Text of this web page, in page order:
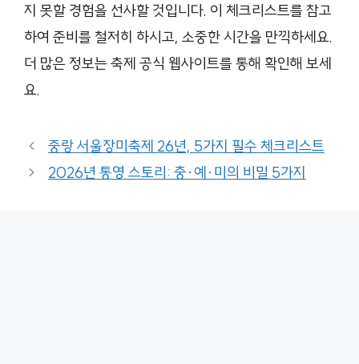
지 못할 경험을 선사할 것입니다. 이 체크리스트를 참고
하여 준비를 철저히 하시고, 소중한 시간을 만끽하세요.
더 많은 정보는 축제 공식 웹사이트를 통해 확인해 보세
요.
중랑 서울장미축제 26년, 5가지 필수 체크리스트
2026년 통영 스토리: 충·예·미의 비밀 5가지